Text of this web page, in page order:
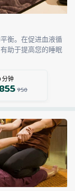
衡。在促进血液循
助于提高您的睡眠
分钟
950